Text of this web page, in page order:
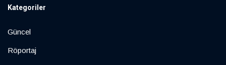
Kategoriler
Güncel
Röportaj